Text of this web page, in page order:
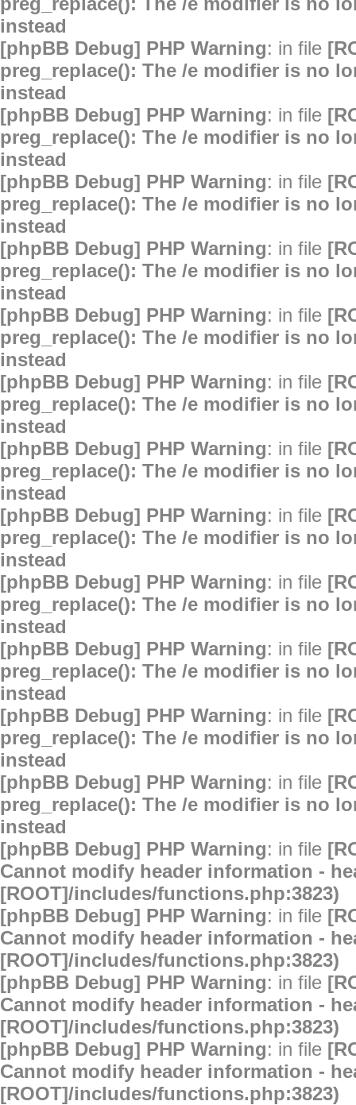
instead
[phpBB Debug] PHP Warning: in file
preg_replace(): The /e modifier is no
instead
[phpBB Debug] PHP Warning: in file
preg_replace(): The /e modifier is no
instead
[phpBB Debug] PHP Warning: in file
preg_replace(): The /e modifier is no
instead
[phpBB Debug] PHP Warning: in file
preg_replace(): The /e modifier is no
instead
[phpBB Debug] PHP Warning: in file
preg_replace(): The /e modifier is no
instead
[phpBB Debug] PHP Warning: in file
preg_replace(): The /e modifier is no
instead
[phpBB Debug] PHP Warning: in file
preg_replace(): The /e modifier is no
instead
[phpBB Debug] PHP Warning: in file
preg_replace(): The /e modifier is no
instead
[phpBB Debug] PHP Warning: in file
preg_replace(): The /e modifier is no
instead
[phpBB Debug] PHP Warning: in file
preg_replace(): The /e modifier is no
instead
[phpBB Debug] PHP Warning: in file
preg_replace(): The /e modifier is no
instead
[phpBB Debug] PHP Warning: in file
preg_replace(): The /e modifier is no
instead
[phpBB Debug] PHP Warning: in file
Cannot modify header information -
[ROOT]/includes/functions.php:3823)
[phpBB Debug] PHP Warning: in file
Cannot modify header information -
[ROOT]/includes/functions.php:3823)
[phpBB Debug] PHP Warning: in file
Cannot modify header information -
[ROOT]/includes/functions.php:3823)
[phpBB Debug] PHP Warning: in file
Cannot modify header information -
[ROOT]/includes/functions.php:3823)